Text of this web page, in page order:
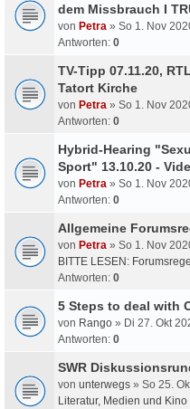
dem Missbrauch I
von Petra » So 1. Nov
Antworten: 0
TV-Tipp 07.11.20,
Tatort Kirche
von Petra » So 1. Nov
Antworten: 0
Hybrid-Hearing
Sport" 13.10.20 -
von Petra » So 1. Nov
Antworten: 0
Allgemeine
von Petra » So 1. Nov
BITTE LESEN:
Antworten: 0
5 Steps to deal with
von Rango » Di 27. Okt
Antworten: 0
SWR
von unterwegs » So 25.
Literatur, Medien und Kino